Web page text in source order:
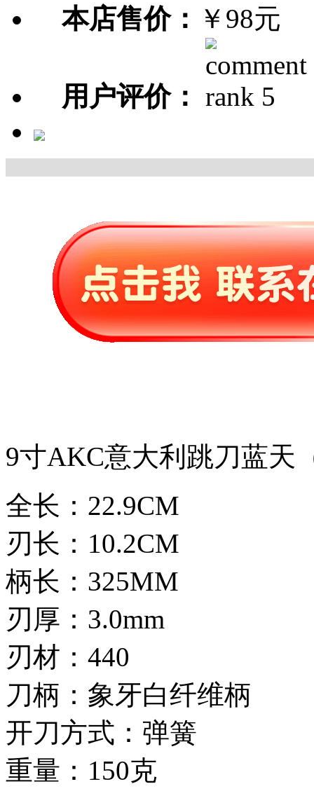
本店售价： ￥98元
用户评价：
9寸AKC意大利跳刀蓝天
全长：22.9CM
刃长：10.2CM
柄长：325MM
刃厚：3.0mm
刃材：440
刀柄：象牙白纤维柄
开刀方式：弹簧
重量：150克